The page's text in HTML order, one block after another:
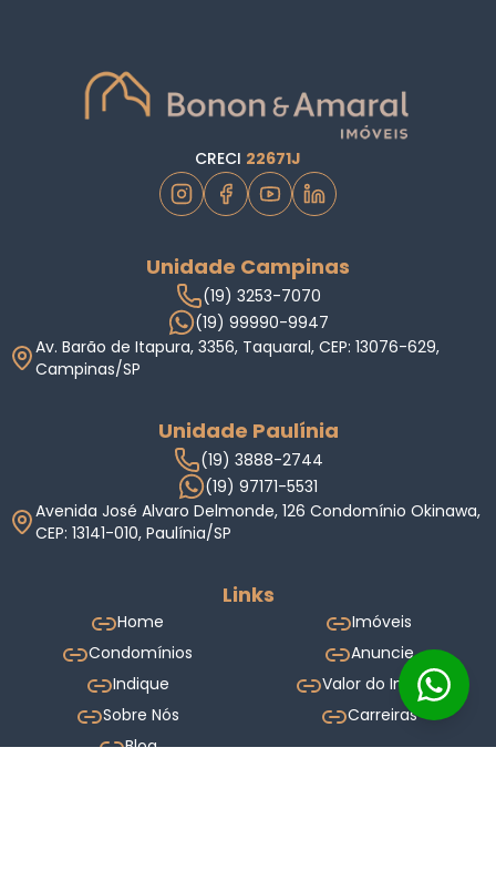
CRECI 22671J
Unidade Campinas
(19) 3253-7070
(19) 99990-9947
Av. Barão de Itapura, 3356, Taquaral, CEP: 13076-629,
Campinas/SP
Unidade Paulínia
(19) 3888-2744
(19) 97171-5531
Avenida José Alvaro Delmonde, 126 Condomínio Okinawa,
CEP: 13141-010, Paulínia/SP
Links
Home
Imóveis
Condomínios
Anuncie
Indique
Valor do Imóvel
Sobre Nós
Carreiras
Blog